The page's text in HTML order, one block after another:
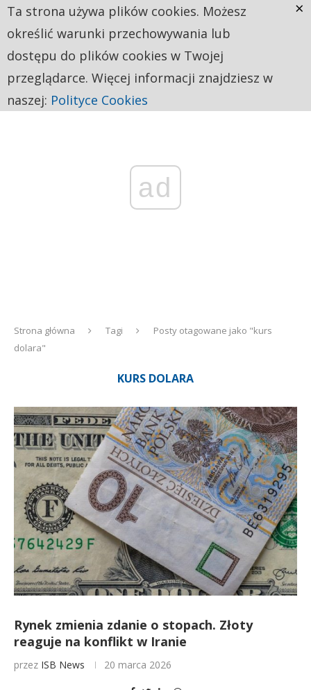
ad
Strona główna Tagi
Posty otagowane jako "kurs
dolara"
KURS DOLARA
Rynek zmienia zdanie o stopach. Złoty
reaguje na konflikt w Iranie
przez ISB News 20 marca 2026
Ta strona używa plików cookies. Możesz
określić warunki przechowywania lub
dostępu do plików cookies w Twojej
przeglądarce. Więcej informacji znajdziesz w
naszej: Polityce Cookies
×